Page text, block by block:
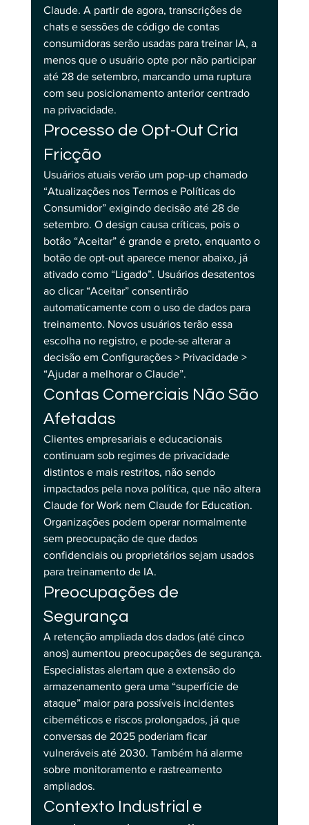
Claude. A partir de agora, transcrições de
chats e sessões de código de contas
consumidoras serão usadas para treinar IA, a
menos que o usuário opte por não participar
até 28 de setembro, marcando uma ruptura
com seu posicionamento anterior centrado
na privacidade.
Processo de Opt-Out Cria
Fricção
Usuários atuais verão um pop-up chamado
“Atualizações nos Termos e Políticas do
Consumidor” exigindo decisão até 28 de
setembro. O design causa críticas, pois o
botão “Aceitar” é grande e preto, enquanto o
botão de opt-out aparece menor abaixo, já
ativado como “Ligado”. Usuários desatentos
ao clicar “Aceitar” consentirão
automaticamente com o uso de dados para
treinamento. Novos usuários terão essa
escolha no registro, e pode-se alterar a
decisão em Configurações > Privacidade >
“Ajudar a melhorar o Claude”.
Contas Comerciais Não São
Afetadas
Clientes empresariais e educacionais
continuam sob regimes de privacidade
distintos e mais restritos, não sendo
impactados pela nova política, que não altera
Claude for Work nem Claude for Education.
Organizações podem operar normalmente
sem preocupação de que dados
confidenciais ou proprietários sejam usados
para treinamento de IA.
Preocupações de
Segurança
A retenção ampliada dos dados (até cinco
anos) aumentou preocupações de segurança.
Especialistas alertam que a extensão do
armazenamento gera uma “superfície de
ataque” maior para possíveis incidentes
cibernéticos e riscos prolongados, já que
conversas de 2025 poderiam ficar
vulneráveis até 2030. Também há alarme
sobre monitoramento e rastreamento
ampliados.
Contexto Industrial e